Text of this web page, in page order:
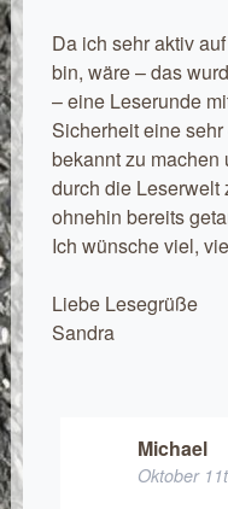
Da ich sehr aktiv
bin, wäre – das
– eine Leserunde
Sicherheit eine
bekannt zu
durch die Leserwelt
ohnehin bereits
Ich wünsche viel,
Liebe Lesegrüße
Sandra
Michael
Oktober